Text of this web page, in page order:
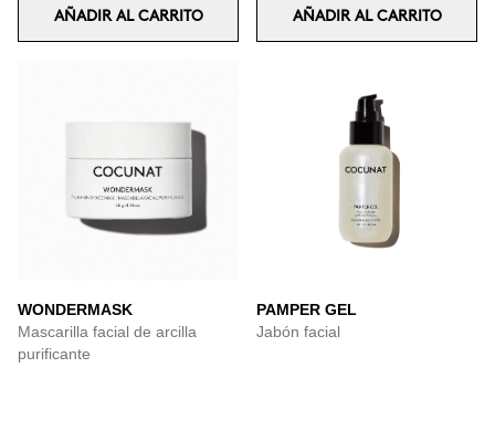
AÑADIR AL CARRITO AÑADIR AL CARRITO
WONDERMASK
Mascarilla facial de arcilla
purificante
PAMPER GEL
Jabón facial